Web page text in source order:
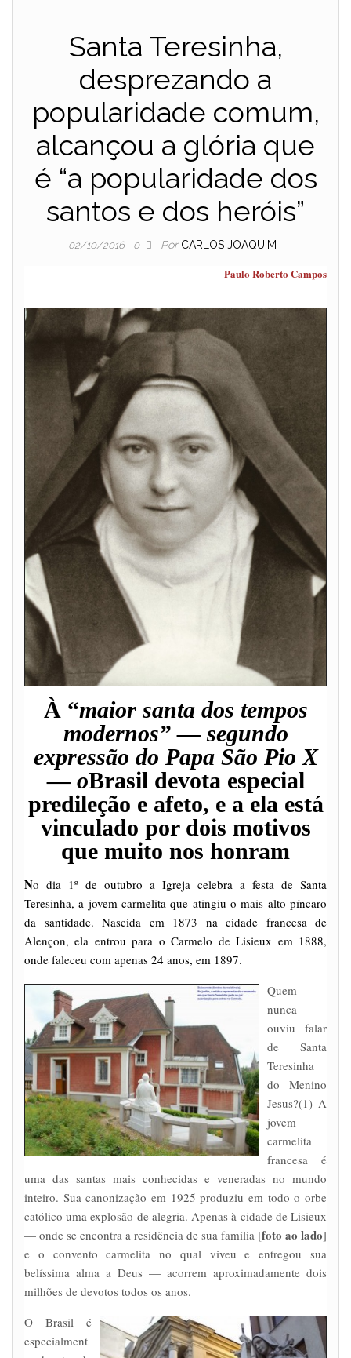
Santa Teresinha,
desprezando a
popularidade comum,
alcançou a glória que
é “a popularidade dos
santos e dos heróis”
02/10/2016 0 Por CARLOS JOAQUIM
Paulo Roberto Campos
À “maior santa dos tempos
modernos” — segundo
expressão do Papa São Pio X
— oBrasil devota especial
predileção e afeto, e a ela está
vinculado por dois motivos
que muito nos honram
No dia 1º de outubro a Igreja celebra a festa de Santa
Teresinha, a jovem carmelita que atingiu o mais alto píncaro
da santidade. Nascida em 1873 na cidade francesa de
Alençon, ela entrou para o Carmelo de Lisieux em 1888,
onde faleceu com apenas 24 anos, em 1897.
Quem
nunca
ouviu falar
de Santa
Teresinha
do Menino
Jesus?(1) A
jovem
carmelita
francesa é
uma das santas mais conhecidas e veneradas no mundo
inteiro. Sua canonização em 1925 produziu em todo o orbe
católico uma explosão de alegria. Apenas à cidade de Lisieux
— onde se encontra a residência de sua família [foto ao lado]
e o convento carmelita no qual viveu e entregou sua
belíssima alma a Deus — acorrem aproximadamente dois
milhões de devotos todos os anos.
O Brasil é
especialment